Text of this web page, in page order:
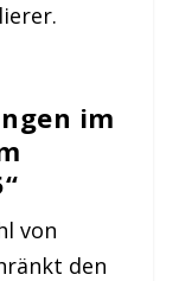
im
von
den